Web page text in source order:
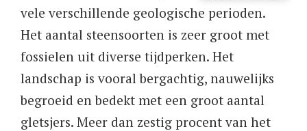
vele verschillende geologische perioden.
Het aantal steensoorten is zeer groot met
fossielen uit diverse tijdperken. Het
landschap is vooral bergachtig, nauwelijks
begroeid en bedekt met een groot aantal
gletsjers. Meer dan zestig procent van het